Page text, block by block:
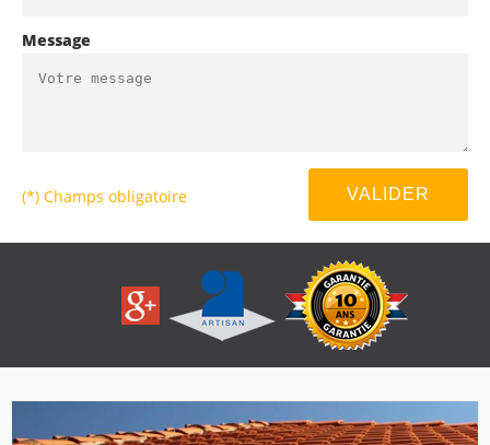
Message
(*) Champs obligatoire